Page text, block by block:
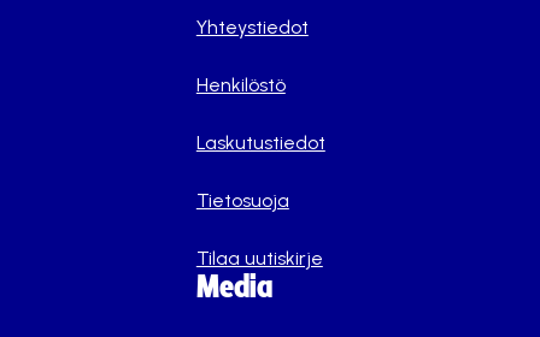
Yhteystiedot
Henkilöstö
Laskutustiedot
Tietosuoja
Tilaa uutiskirje
Media